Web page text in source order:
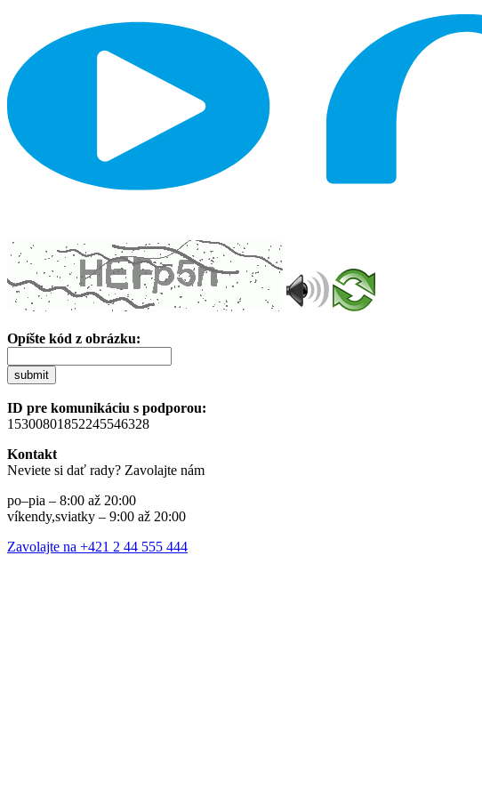
Opíšte kód z obrázku:
submit
ID pre komunikáciu s podporou:
15300801852245546328
Kontakt
Neviete si dať rady? Zavolajte nám
po–pia – 8:00 až 20:00
víkendy,sviatky – 9:00 až 20:00
Zavolajte na +421 2 44 555 444